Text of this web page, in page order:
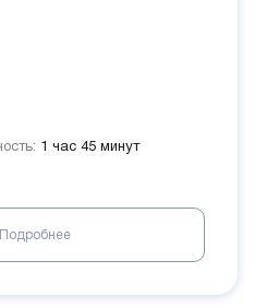
1 час 45 минут
Подробнее